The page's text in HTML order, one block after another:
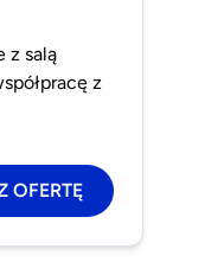
z salą
z
OFERTĘ